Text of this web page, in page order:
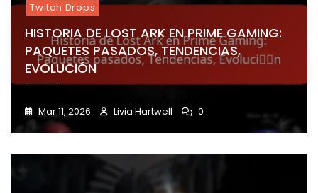
Twitch Drops
HISTORIA DE LOST ARK EN PRIME GAMING:
PAQUETES PASADOS, TENDENCIAS,
EVOLUCIÓN
Mar 11, 2026 Livia Hartwell 0